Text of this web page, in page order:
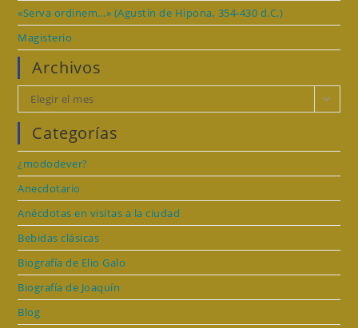
«Serva ordinem…» (Agustín de Hipona, 354-430 d.C.)
Magisterio
Archivos
Archivos
Elegir el mes
Categorías
¿mododever?
Anecdotario
Anécdotas en visitas a la ciudad
Bebidas clásicas
Biografía de Elio Galo
Biografía de Joaquín
Blog